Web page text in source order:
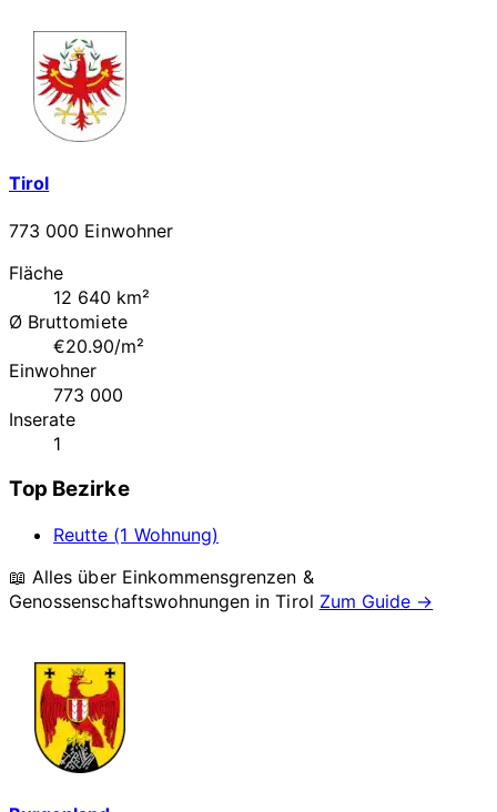
Tirol
773 000 Einwohner
Fläche
12 640 km²
Ø Bruttomiete
€20.90/m²
Einwohner
773 000
Inserate
1
Top Bezirke
Reutte (1 Wohnung)
📖 Alles über Einkommensgrenzen &
Genossenschaftswohnungen inTirol Zum Guide →